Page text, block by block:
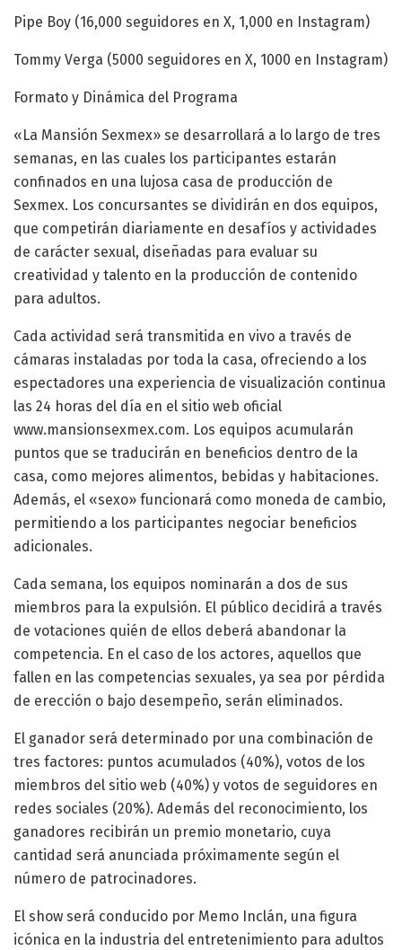
Pipe Boy (16,000 seguidores en X, 1,000 en Instagram)
Tommy Verga (5000 seguidores en X, 1000 en Instagram)
Formato y Dinámica del Programa
«La Mansión Sexmex» se desarrollará a lo largo de tres
semanas, en las cuales los participantes estarán
confinados en una lujosa casa de producción de
Sexmex. Los concursantes se dividirán en dos equipos,
que competirán diariamente en desafíos y actividades
de carácter sexual, diseñadas para evaluar su
creatividad y talento en la producción de contenido
para adultos.
Cada actividad será transmitida en vivo a través de
cámaras instaladas por toda la casa, ofreciendo a los
espectadores una experiencia de visualización continua
las 24 horas del día en el sitio web oficial
www.mansionsexmex.com. Los equipos acumularán
puntos que se traducirán en beneficios dentro de la
casa, como mejores alimentos, bebidas y habitaciones.
Además, el «sexo» funcionará como moneda de cambio,
permitiendo a los participantes negociar beneficios
adicionales.
Cada semana, los equipos nominarán a dos de sus
miembros para la expulsión. El público decidirá a través
de votaciones quién de ellos deberá abandonar la
competencia. En el caso de los actores, aquellos que
fallen en las competencias sexuales, ya sea por pérdida
de erección o bajo desempeño, serán eliminados.
El ganador será determinado por una combinación de
tres factores: puntos acumulados (40%), votos de los
miembros del sitio web (40%) y votos de seguidores en
redes sociales (20%). Además del reconocimiento, los
ganadores recibirán un premio monetario, cuya
cantidad será anunciada próximamente según el
número de patrocinadores.
El show será conducido por Memo Inclán, una figura
icónica en la industria del entretenimiento para adultos